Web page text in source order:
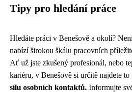
Tipy pro hledání práce
Hledáte práci v Benešově a okolí?
nabízí širokou škálu pracovních
Ať už jste zkušený profesionál, nebo
kariéru, v Benešově si určitě najdete to
sílu osobních kontaktů. Informujte